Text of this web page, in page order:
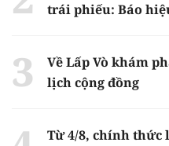
trái phiếu: Báo
Về Lấp Vò khám
lịch cộng đồng
Từ 4/8, chính thức